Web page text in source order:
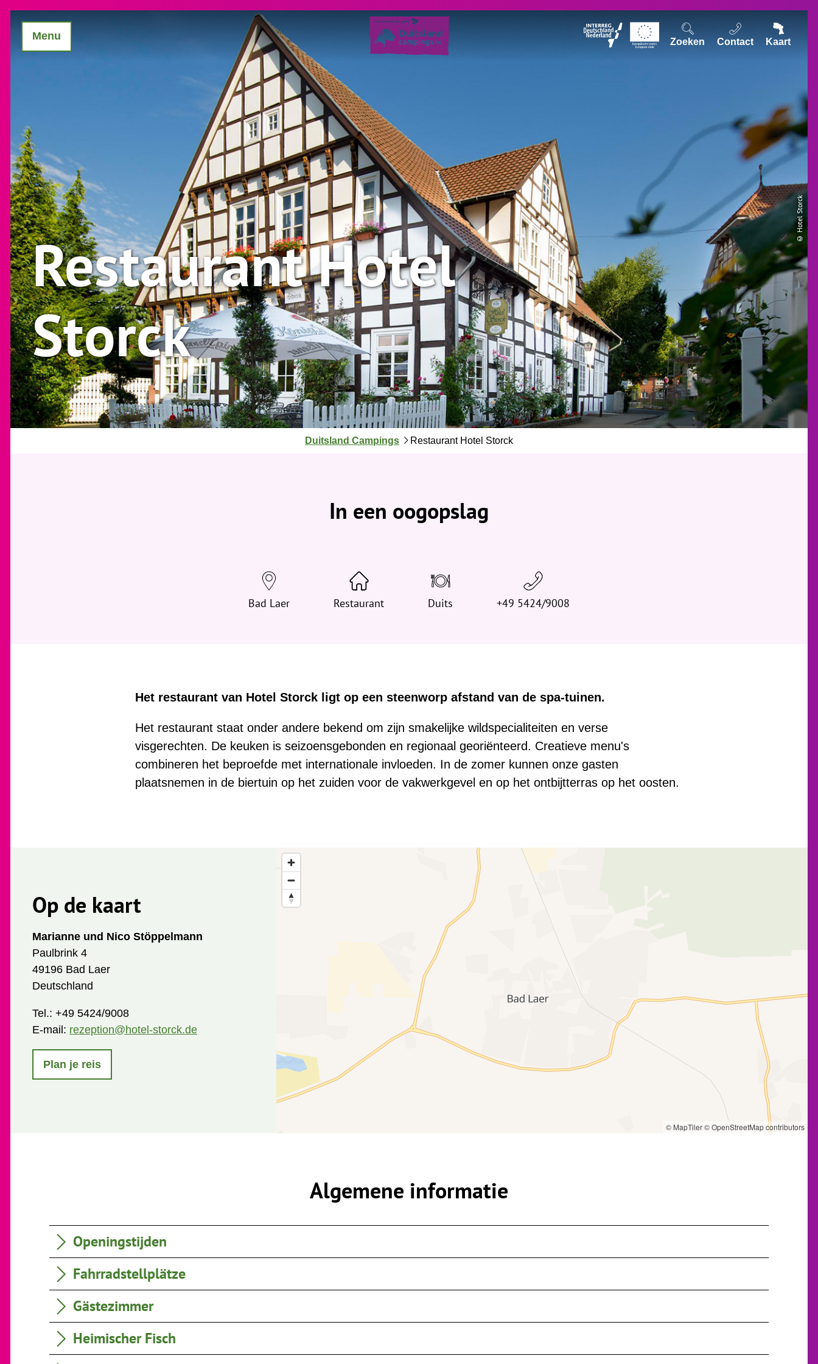
Zoeken Contact Kaart
Menu
© Hotel Storck
Restaurant Hotel
Storck
J
Duitsland Campings Restaurant Hotel Storck
In een oogopslag
Bad Laer Restaurant Duits +49 5424/9008
Het restaurant van Hotel Storck ligt op een steenworp afstand van de spa-tuinen.
Het restaurant staat onder andere bekend om zijn smakelijke wildspecialiteiten en verse
visgerechten. De keuken is seizoensgebonden en regionaal georiënteerd. Creatieve menu's
combineren het beproefde met internationale invloeden. In de zomer kunnen onze gasten
plaatsnemen in de biertuin op het zuiden voor de vakwerkgevel en op het ontbijtterras op het oosten.
Op de kaart
Marianne und Nico Stöppelmann
Paulbrink 4
49196 Bad Laer
Deutschland
Tel.: +49 5424/9008
E-mail: rezeption@hotel-storck.de
Plan je reis
© MapTiler© OpenStreetMap contributors
Algemene informatie
Openingstijden
Fahrradstellplätze
Gästezimmer
Heimischer Fisch